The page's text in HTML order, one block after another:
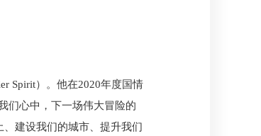
Spirit）。他在2020年度国情
们心中，下一场伟大冒险的
建设我们的城市、提升我们